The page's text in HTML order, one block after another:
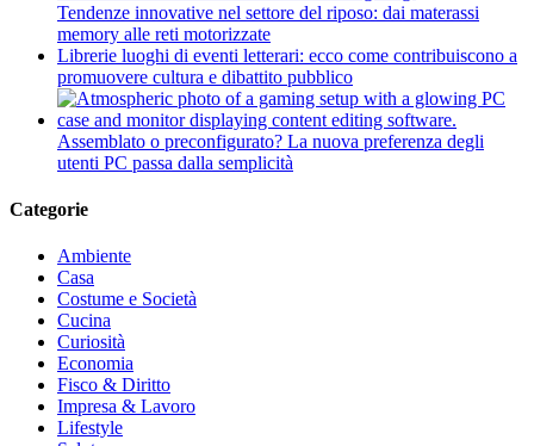
Tendenze innovative nel settore del riposo: dai materassi
memory alle reti motorizzate
Librerie luoghi di eventi letterari: ecco come contribuiscono a
promuovere cultura e dibattito pubblico
Assemblato o preconfigurato? La nuova preferenza degli
utenti PC passa dalla semplicità
Categorie
Ambiente
Casa
Costume e Società
Cucina
Curiosità
Economia
Fisco & Diritto
Impresa & Lavoro
Lifestyle